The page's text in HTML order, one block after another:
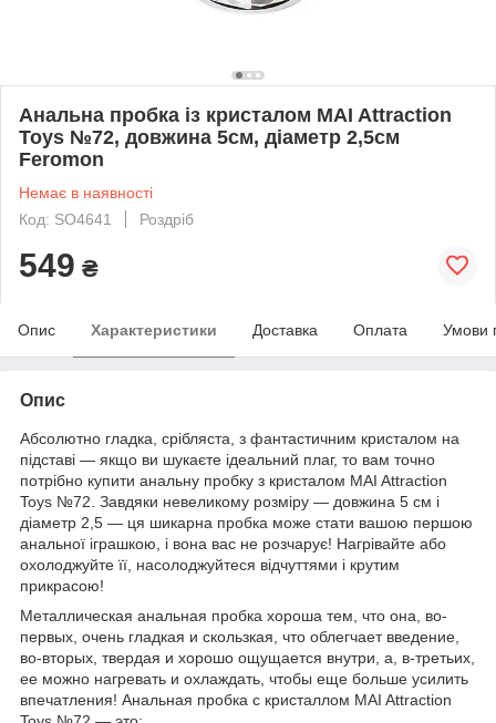
Анальна пробка із кристалом MAI Attraction
Toys №72, довжина 5см, діаметр 2,5см
Feromon
Немає в наявності
Код: SO4641
Роздріб
549 ₴
Опис Характеристики Доставка Оплата Умови
Опис
Абсолютно гладка, срібляста, з фантастичним кристалом на
підставі — якщо ви шукаєте ідеальний плаг, то вам точно
потрібно купити анальну пробку з кристалом MAI Attraction
Toys №72. Завдяки невеликому розміру — довжина 5 см і
діаметр 2,5 — ця шикарна пробка може стати вашою першою
анальної іграшкою, і вона вас не розчарує! Нагрівайте або
охолоджуйте її, насолоджуйтеся відчуттями і крутим
прикрасою!
Металлическая анальная пробка хороша тем, что она, во-
первых, очень гладкая и скользкая, что облегчает введение,
во-вторых, твердая и хорошо ощущается внутри, а, в-третьих,
ее можно нагревать и охлаждать, чтобы еще больше усилить
впечатления! Анальная пробка с кристаллом MAI Attraction